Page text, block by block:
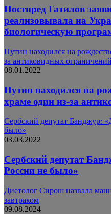
Постпред Гатилов
реализовывала на
биологическую
Путин находился на
за антиковидных ограничений
08.01.2022
Путин находился на
храме один из-за
Сербский депутат Банджур:
было»
03.03.2022
Сербский депутат
России не было»
Диетолог Сирош назвала
завтраком
09.08.2024